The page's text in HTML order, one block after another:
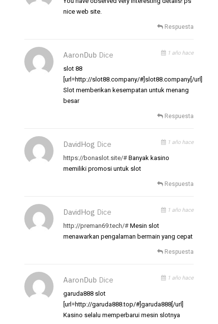
nice web site.
Respuesta
AaronDub Dice 1 año hace
slot 88
[url=http://slot88.company/#]slot88.company[/url]
Slot memberikan kesempatan untuk menang
besar
Respuesta
DavidHog Dice 1 año hace
https://bonaslot.site/# Banyak kasino
memiliki promosi untuk slot
Respuesta
DavidHog Dice 1 año hace
http://preman69.tech/# Mesin slot
menawarkan pengalaman bermain yang cepat
Respuesta
AaronDub Dice 1 año hace
garuda888 slot
[url=http://garuda888.top/#]garuda888[/url]
Kasino selalu memperbarui mesin slotnya